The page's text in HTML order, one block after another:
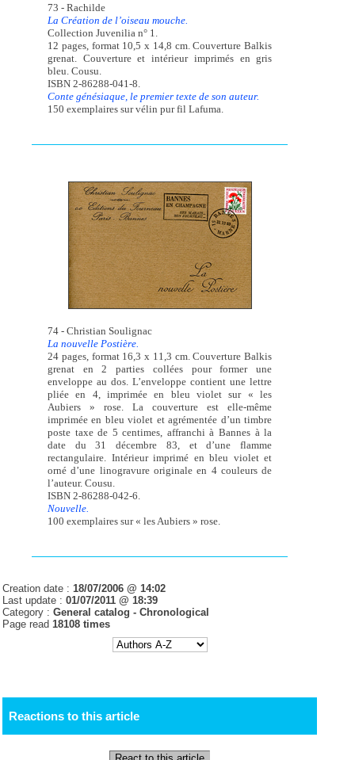
73 - Rachilde
La Création de l’oiseau mouche.
Collection Juvenilia n° 1.
12 pages, format 10,5 x 14,8 cm. Couverture Balkis
grenat. Couverture et intérieur imprimés en gris
bleu. Cousu.
ISBN 2-86288-041-8.
Conte génésiaque, le premier texte de son auteur.
150 exemplaires sur vélin pur fil Lafuma.
74 - Christian Soulignac
La nouvelle Postière.
24 pages, format 16,3 x 11,3 cm. Couverture Balkis
grenat en 2 parties collées pour former une
enveloppe au dos. L’enveloppe contient une lettre
pliée en 4, imprimée en bleu violet sur « les
Aubiers » rose. La couverture est elle-même
imprimée en bleu violet et agrémentée d’un timbre
poste taxe de 5 centimes, affranchi à Bannes à la
date du 31 décembre 83, et d’une flamme
rectangulaire. Intérieur imprimé en bleu violet et
orné d’une linogravure originale en 4 couleurs de
l’auteur. Cousu.
ISBN 2-86288-042-6.
Nouvelle.
100 exemplaires sur « les Aubiers » rose.
Creation date : 18/07/2006 @ 14:02
Last update :01/07/2011 @ 18:39
Category :General catalog -Chronological
Page read 18108 times
Reactions to this article